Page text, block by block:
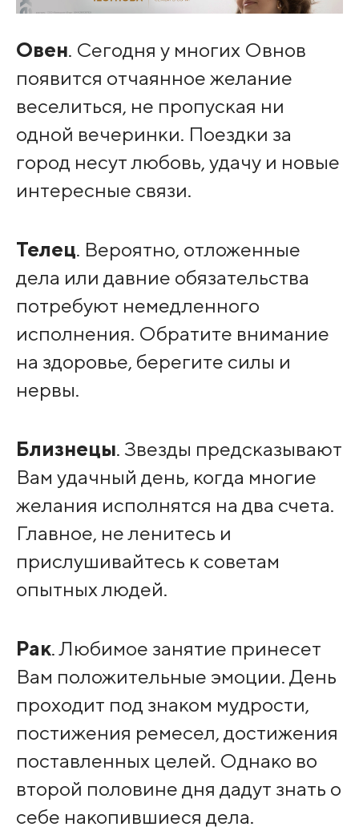
Овен. Сегодня у многих Овнов
появится отчаянное желание
веселиться, не пропуская ни
одной вечеринки. Поездки за
город несут любовь, удачу и новые
интересные связи.
Телец. Вероятно, отложенные
дела или давние обязательства
потребуют немедленного
исполнения. Обратите внимание
на здоровье, берегите силы и
нервы.
Близнецы. Звезды предсказывают
Вам удачный день, когда многие
желания исполнятся на два счета.
Главное, не ленитесь и
прислушивайтесь к советам
опытных людей.
Рак. Любимое занятие принесет
Вам положительные эмоции. День
проходит под знаком мудрости,
постижения ремесел, достижения
поставленных целей. Однако во
второй половине дня дадут знать о
себе накопившиеся дела.